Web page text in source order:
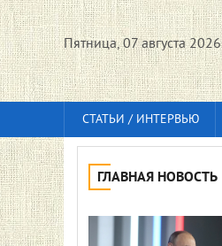
Пятница, 07 августа 2026
СТАТЬИ / ИНТЕРВЬЮ
ГЛАВНАЯ НОВОСТЬ